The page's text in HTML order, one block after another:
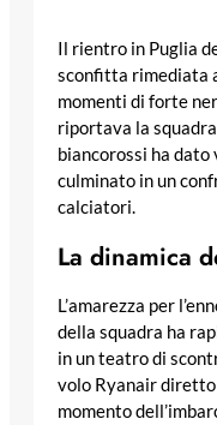
Il rientro in Puglia
sconfitta rimediata
momenti di forte
riportava la
biancorossi ha dato
culminato in un
calciatori.
La dinamica
L’amarezza per
della squadra ha
in un teatro di
volo Ryanair diretto
momento